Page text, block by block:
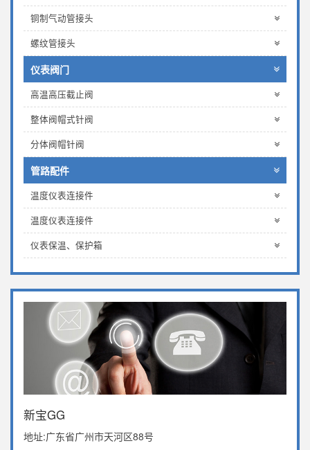
铜制气动管接头
螺纹管接头
仪表阀门
高温高压截止阀
整体阀帽式针阀
分体阀帽针阀
管路配件
温度仪表连接件
温度仪表连接件
仪表保温、保护箱
新宝GG
地址:广东省广州市天河区88号